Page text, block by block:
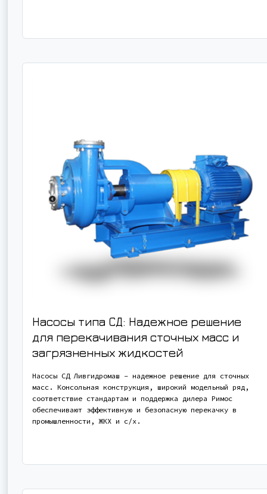
Насосы типа СД: Надежное решение
для перекачивания сточных масс и
загрязненных жидкостей
Насосы СД Ливгидромаш – надежное решение для сточных
масс. Консольная конструкция, широкий модельный ряд,
соответствие стандартам и поддержка дилера Римос
обеспечивают эффективную и безопасную перекачку в
промышленности, ЖКХ и с/х.